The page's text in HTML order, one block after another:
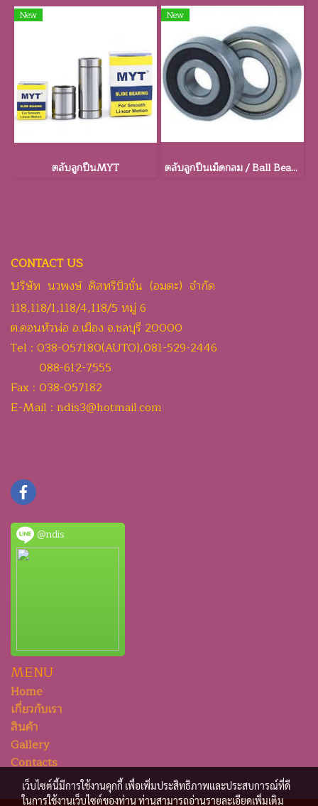
New
ตลับลูกปืนMYT
New
ตลับลูกปืนเม็ดกลม / Ball Bearings
CONTACT US
บริษัท นวพงษ์ ดิสทริบิวชั่น (อมตะ) จำกัด
118,118/1,118/4,118/5 หมู่ 6
ต.ดอนหัวฬ่อ อ.เมือง จ.ชลบุรี 20000
Tel : 038-057180(AUTO),081-529-2446
088-612-7555
Fax : 038-057182
E-Mail : ndis3@hotmail.com
@ndis
MENU
Home
เกี่ยวกับเรา
สินค้า
Gallery
Contacts
เว็บไซต์นี้มีการใช้งานคุกกี้ เพื่อเพิ่มประสิทธิภาพและประสบการณ์ที่ดี
ในการใช้งานเว็บไซต์ของท่าน ท่านสามารถอ่านรายละเอียดเพิ่มเติม